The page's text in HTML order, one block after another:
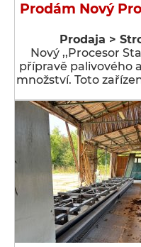
Prodám Nový
Prodaja >
Nový ,,Procesor
přípravě palivového
množství. Toto